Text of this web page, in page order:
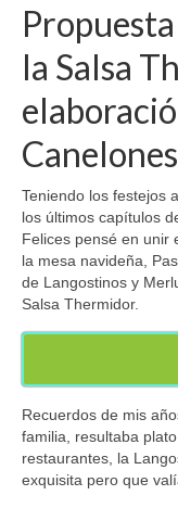
la Salsa
Teniendo los festejos
los últimos capítulos
Felices pensé en unir
la mesa navideña,
de Langostinos y
Salsa Thermidor.
Recuerdos de mis
familia, resultaba
restaurantes, la
exquisita pero que